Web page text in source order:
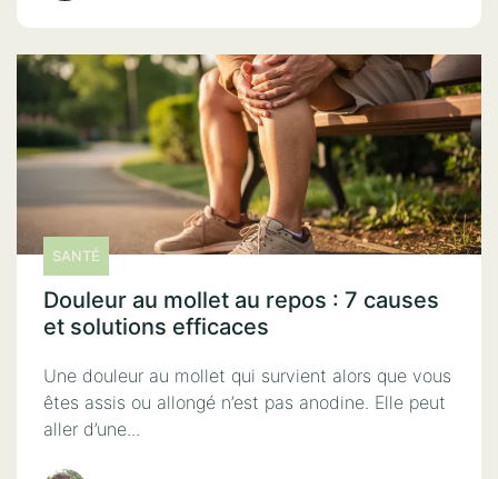
SANTÉ
Douleur au mollet au repos : 7 causes
et solutions efficaces
Une douleur au mollet qui survient alors que vous
êtes assis ou allongé n’est pas anodine. Elle peut
aller d’une...